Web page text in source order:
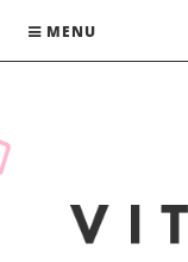
MENU